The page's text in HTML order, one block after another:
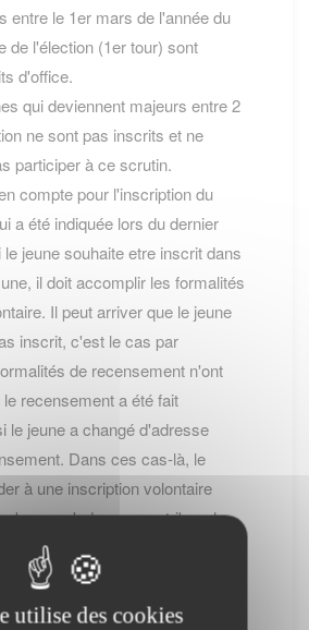
entre le 1er mars de l'année du
de l'élection (1er tour) sont
d'office.
qui deviennent majeurs entre 2
ne sont pas inscrits et ne
participer à ce scrutin.
compte pour l'inscription du
a été indiquée lors du dernier
jeune souhaite etre inscrit dans
il doit accomplir les formalités
Il peut arriver que le jeune
inscrit, c'est le cas par
de recensement n'ont
recensement a été fait
le jeune a changé d'adresse
Dans ces cas-là, le
à une inscription volontaire
ou s'adresser au tribunal
son inscription.
?
utilise des cookies